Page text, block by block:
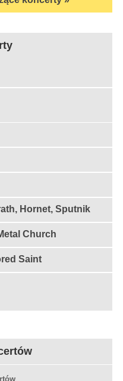
Hornet, Sputnik
Church
Saint
.